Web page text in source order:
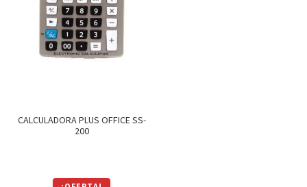
CALCULADORA PLUS OFFICE SS-
200